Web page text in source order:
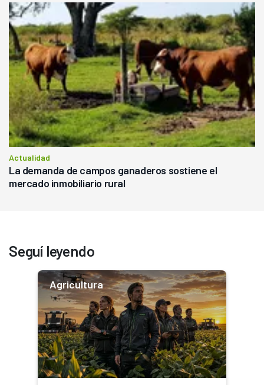
Actualidad
La demanda de campos ganaderos sostiene el
mercado inmobiliario rural
Seguí leyendo
Agricultura